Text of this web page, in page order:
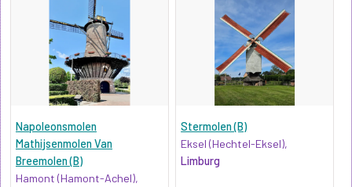
Napoleonsmolen
Mathijsenmolen Van
Breemolen (B)
Hamont (Hamont-Achel),
Stermolen (B)
Eksel (Hechtel-Eksel),
Limburg